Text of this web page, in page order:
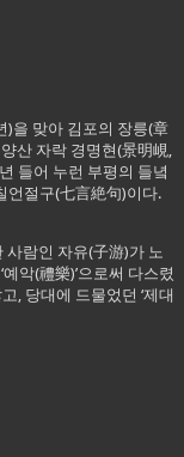
)을 맞아 김포의 장릉(章
산 자락 경명현(景明峴,
들어 누런 부평의 들녘
언절구(七言絶句)이다.
사람인 자유(子游)가 노
악(禮樂)’으로써 다스렸
, 당대에 드물었던 ‘제대